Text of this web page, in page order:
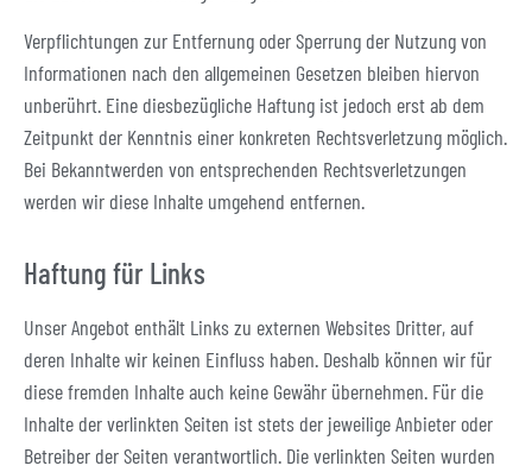
Verpflichtungen zur Entfernung oder Sperrung der Nutzung von
Informationen nach den allgemeinen Gesetzen bleiben hiervon
unberührt. Eine diesbezügliche Haftung ist jedoch erst ab dem
Zeitpunkt der Kenntnis einer konkreten Rechtsverletzung möglich.
Bei Bekanntwerden von entsprechenden Rechtsverletzungen
werden wir diese Inhalte umgehend entfernen.
Haftung für Links
Unser Angebot enthält Links zu externen Websites Dritter, auf
deren Inhalte wir keinen Einfluss haben. Deshalb können wir für
diese fremden Inhalte auch keine Gewähr übernehmen. Für die
Inhalte der verlinkten Seiten ist stets der jeweilige Anbieter oder
Betreiber der Seiten verantwortlich. Die verlinkten Seiten wurden